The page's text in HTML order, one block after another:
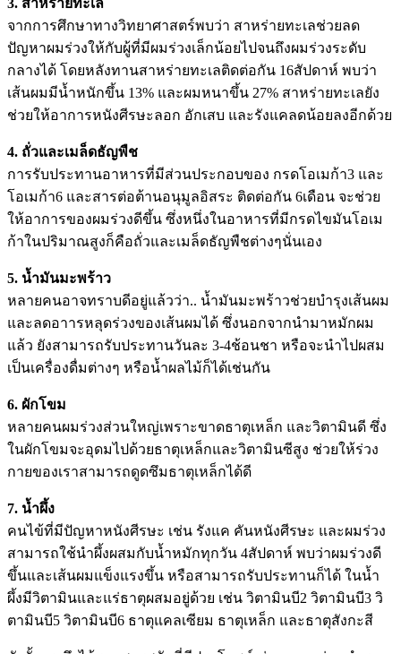
3. สาหร่ายทะเล
จากการศึกษาทางวิทยาศาสตร์พบว่า สาหร่ายทะเลช่วยลด
ปัญหาผมร่วงให้กับผู้ที่มีผมร่วงเล็กน้อยไปจนถึงผมร่วงระดับ
กลางได้ โดยหลังทานสาหร่ายทะเลติดต่อกัน 16สัปดาห์ พบว่า
เส้นผมมีน้ำหนักขึ้น 13% และผมหนาขึ้น 27% สาหร่ายทะเลยัง
ช่วยให้อาการหนังศีรษะลอก อักเสบ และรังแคลดน้อยลงอีกด้วย
4. ถั่วและเมล็ดธัญพืช
การรับประทานอาหารที่มีส่วนประกอบของ กรดโอเมก้า3 และ
โอเมก้า6 และสารต่อต้านอนุมูลอิสระ ติดต่อกัน 6เดือน จะช่วย
ให้อาการของผมร่วงดีขึ้น ซึ่งหนึ่งในอาหารที่มีกรดไขมันโอเม
ก้าในปริมาณสูงก็คือถั่วและเมล็ดธัญพืชต่างๆนั่นเอง
5. น้ำมันมะพร้าว
หลายคนอาจทราบดีอยู่แล้วว่า.. น้ำมันมะพร้าวช่วยบำรุงเส้นผม
และลดอาารหลุดร่วงของเส้นผมได้ ซึ่งนอกจากนำมาหมักผม
แล้ว ยังสามารถรับประทานวันละ 3-4ช้อนชา หรือจะนำไปผสม
เป็นเครื่องดื่มต่างๆ หรือน้ำผลไม้ก็ได้เช่นกัน
6. ผักโขม
หลายคนผมร่วงส่วนใหญ่เพราะขาดธาตุเหล็ก และวิตามินดี ซึ่ง
ในผักโขมจะอุดมไปด้วยธาตุเหล็กและวิตามินซีสูง ช่วยให้ร่วง
กายของเราสามารถดูดซึมธาตุเหล็กได้ดี
7. น้ำผึ้ง
คนไข้ที่มีปัญหาหนังศีรษะ เช่น รังแค คันหนังศีรษะ และผมร่วง
สามารถใช้นำผึ้งผสมกับน้ำหมักทุกวัน 4สัปดาห์ พบว่าผมร่วงดี
ขึ้นและเส้นผมแข็งแรงขึ้น หรือสามารถรับประทานก็ได้ ในน้ำ
ผึ้งมีวิตามินและแร่ธาตุผสมอยู่ด้วย เช่น วิตามินบี2 วิตามินบี3 วิ
ตามินบี5 วิตามินบี6 ธาตุแคลเซียม ธาตุเหล็ก และธาตุสังกะสี